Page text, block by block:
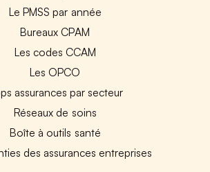
Le PMSS par année
Bureaux CPAM
Les codes CCAM
Les OPCO
assurances par secteur
Réseaux de soins
Boîte à outils santé
des assurances entreprises